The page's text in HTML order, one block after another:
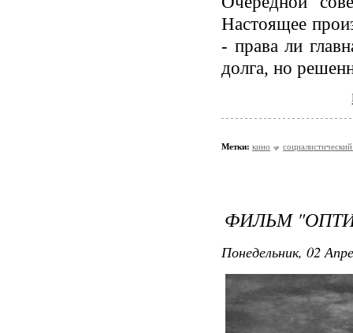
Настоящее
- права ли
долга, но
Метки: кино
ФИЛЬМ
Понедельник, 02